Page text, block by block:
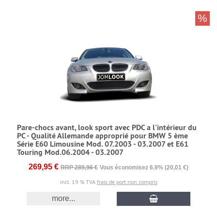
Pare-chocs avant, look sport avec PDC a l'intérieur du
PC - Qualité Allemande approprié pour BMW 5 ème
Série E60 Limousine Mod. 07.2003 - 03.2007 et E61
Touring Mod.06.2004 - 03.2007
269,95 € RRP 289,96 € Vous économisez 6.9% (20,01 €)
incl. 19 % TVA frais de port non compris
more...
%